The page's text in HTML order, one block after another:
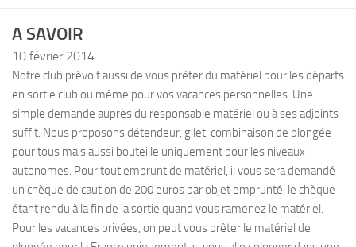
INFOS CNV
Bienvenue
Contacts
Documents utiles
Encadrement
Historique
Plouf
ECOLE DE PLONGEE
A SAVOIR
10 février 2014
Notre club prévoit aussi de vous prêter du matériel pour les départs
en sortie club ou même pour vos vacances personnelles. Une
simple demande auprès du responsable matériel ou à ses adjoints
suffit. Nous proposons détendeur, gilet, combinaison de plongée
pour tous mais aussi bouteille uniquement pour les niveaux
autonomes. Pour tout emprunt de matériel, il vous sera demandé
un chèque de caution de 200 euros par objet emprunté, le chèque
étant rendu à la fin de la sortie quand vous ramenez le matériel.
Pour les vacances privées, on peut vous prêter le matériel de